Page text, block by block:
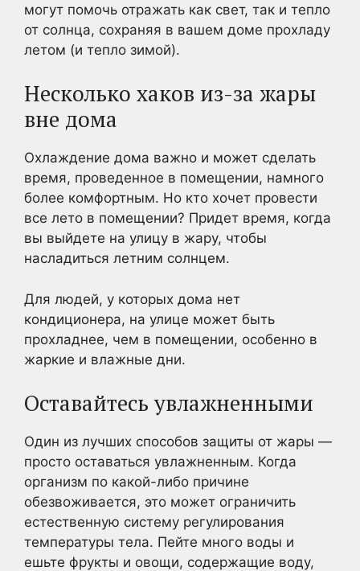
могут помочь отражать как свет, так и тепло
от солнца, сохраняя в вашем доме прохладу
летом (и тепло зимой).
Несколько хаков из-за жары
вне дома
Охлаждение дома важно и может сделать
время, проведенное в помещении, намного
более комфортным. Но кто хочет провести
все лето в помещении? Придет время, когда
вы выйдете на улицу в жару, чтобы
насладиться летним солнцем.
Для людей, у которых дома нет
кондиционера, на улице может быть
прохладнее, чем в помещении, особенно в
жаркие и влажные дни.
Оставайтесь увлажненными
Один из лучших способов защиты от жары —
просто оставаться увлажненным. Когда
организм по какой-либо причине
обезвоживается, это может ограничить
естественную систему регулирования
температуры тела. Пейте много воды и
ешьте фрукты и овощи, содержащие воду,